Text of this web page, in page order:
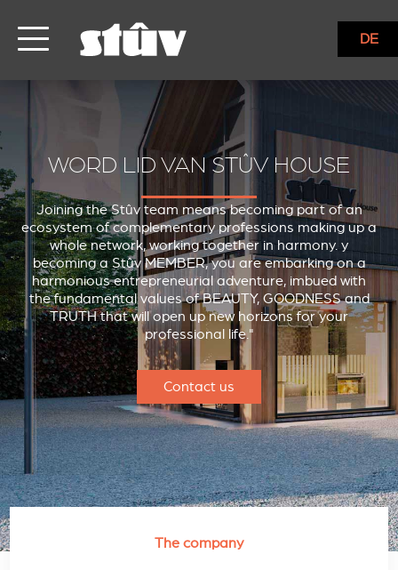
DE
WORD LID VAN STÛV HOUSE
Joining the Stûv team means becoming part of an
ecosystem of complementary professions making up a
whole network, working together in harmony. y
becoming a Stûv MEMBER, you are embarking on a
harmonious entrepreneurial adventure, imbued with
the fundamental values of BEAUTY, GOODNESS and
TRUTH that will open up new horizons for your
professional life."
Contact us
The company